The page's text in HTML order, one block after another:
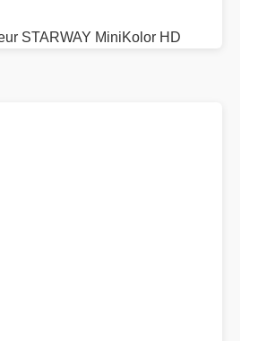
STARWAY MiniKolor HD